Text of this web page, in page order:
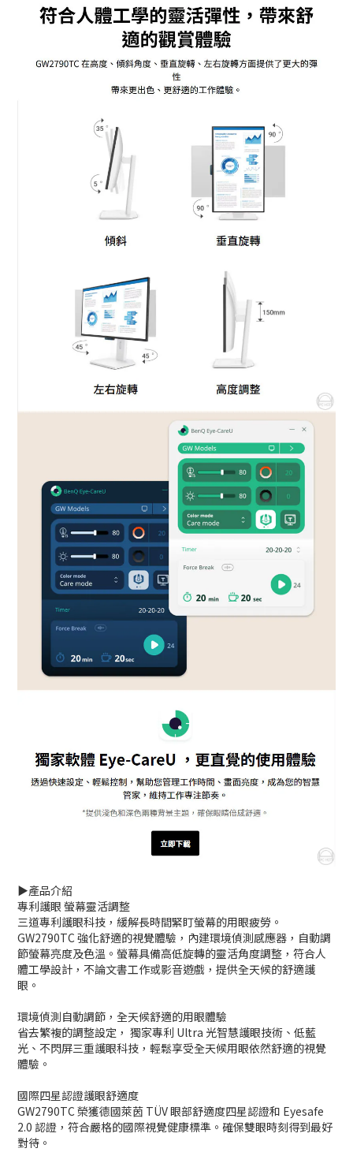
▶️產品介紹
專利護眼 螢幕靈活調整
三道專利護眼科技，緩解長時間緊盯螢幕的用眼疲勞。
GW2790TC 強化舒適的視覺體驗，內建環境偵測感應器，自動調
節螢幕亮度及色溫。螢幕具備高低旋轉的靈活角度調整，符合人
體工學設計，不論文書工作或影音遊戲，提供全天候的舒適護
眼。
環境偵測自動調節，全天候舒適的用眼體驗
省去繁複的調整設定， 獨家專利 Ultra 光智慧護眼技術、低藍
光、不閃屏三重護眼科技，輕鬆享受全天候用眼依然舒適的視覺
體驗。
國際四星認證護眼舒適度
GW2790TC 榮獲德國萊茵 TÜV 眼部舒適度四星認證和 Eyesafe
2.0 認證，符合嚴格的國際視覺健康標準。確保雙眼時刻得到最好
對待。